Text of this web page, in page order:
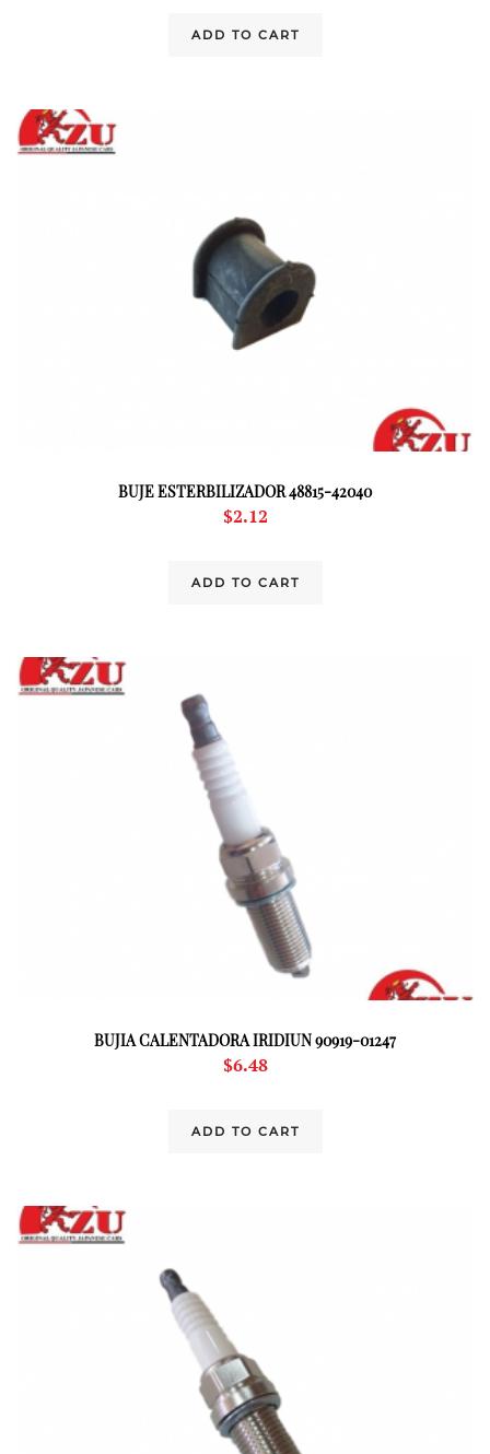
ADD TO CART
BUJE ESTERBILIZADOR 48815-42040
$2.12
ADD TO CART
BUJIA CALENTADORA IRIDIUN 90919-01247
$6.48
ADD TO CART